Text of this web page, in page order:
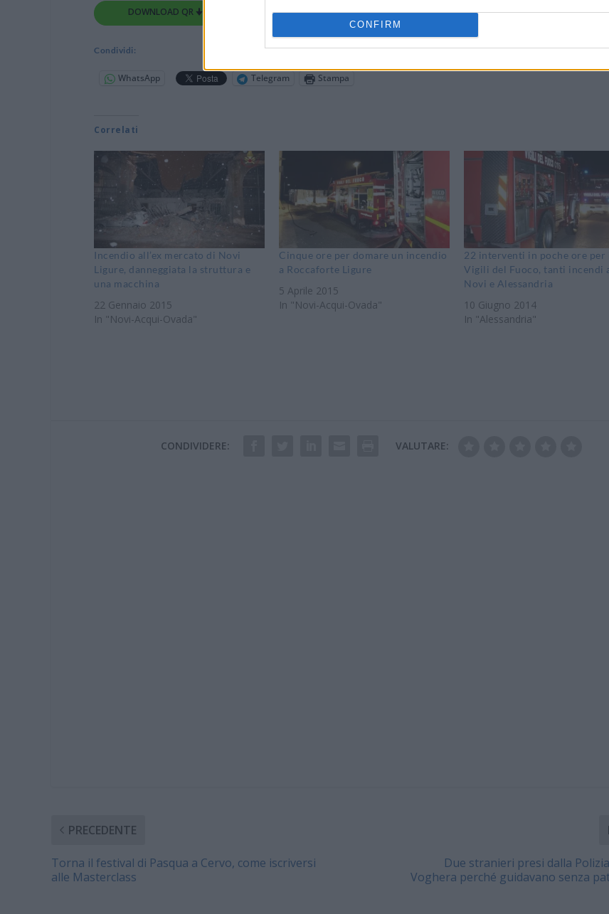
CONFIRM
DOWNLOAD QR 🠋
Condividi:
WhatsApp Telegram Stampa
Correlati
Incendio all’ex mercato di Novi
Ligure, danneggiata la struttura e
una macchina
22 Gennaio 2015
In "Novi-Acqui-Ovada"
Cinque ore per domare un incendio
a Roccaforte Ligure
5 Aprile 2015
In "Novi-Acqui-Ovada"
22 interventi in poche ore per i
Vigili del Fuoco, tanti incendi
Novi e Alessandria
10 Giugno 2014
In "Alessandria"
CONDIVIDERE: VALUTARE:
PRECEDENTE
Torna il festival di Pasqua a Cervo, come iscriversi
alle Masterclass
Due stranieri presi dalla
Voghera perché guidavano senza